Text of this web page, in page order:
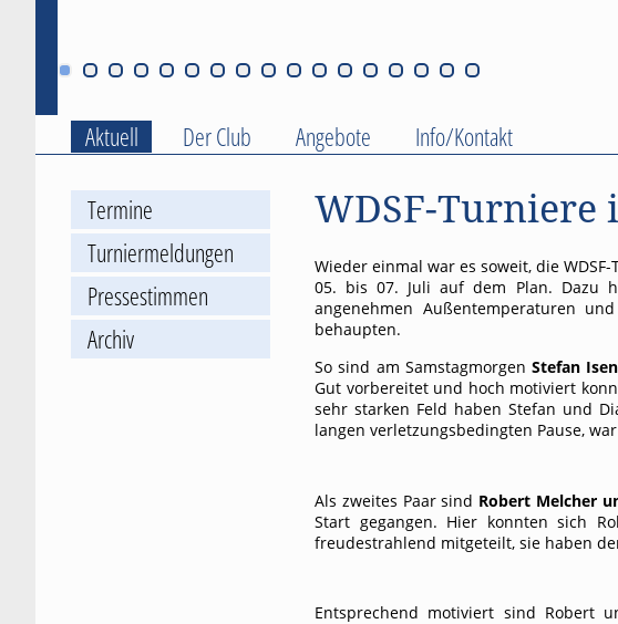
Aktuell Der Club Angebote Info/Kontakt
Termine
Turniermeldungen
Pressestimmen
Archiv
WDSF-Turniere
Wieder einmal war es soweit, die
05. bis 07. Juli auf dem Plan. Dazu
angenehmen Außentemperaturen
behaupten.
So sind am Samstagmorgen Stefan
Gut vorbereitet und hoch motiviert
sehr starken Feld haben Stefan und
langen verletzungsbedingten Pause,
Als zweites Paar sind Robert Melcher
Start gegangen. Hier konnten sich
freudestrahlend mitgeteilt, sie haben
Entsprechend motiviert sind Robert